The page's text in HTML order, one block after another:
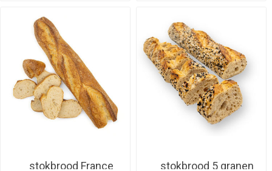
stokbrood France
stokbrood 5 granen